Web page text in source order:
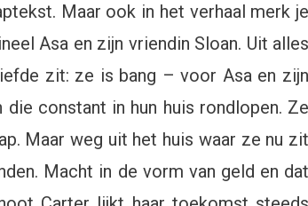
Maar ook in het verhaal merk je
Asa en zijn vriendin Sloan. Uit alles
zit: ze is bang – voor Asa en zijn
constant in hun huis rondlopen. Ze
Maar weg uit het huis waar ze nu zit
Macht in de vorm van geld en dat